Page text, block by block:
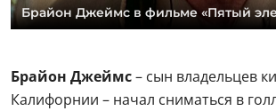
Брайон Джеймс в фильме «Пятый
Брайон Джеймс– сын владельцев
Калифорнии – начал сниматься в